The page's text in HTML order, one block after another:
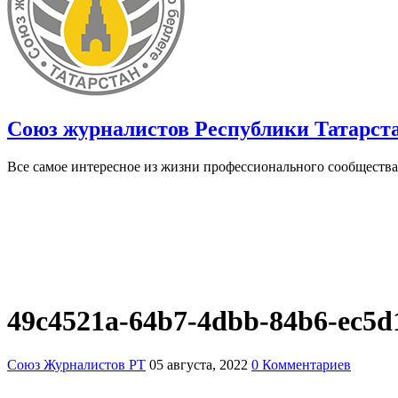
Союз журналистов Республики
Все самое интересное из жизни профессионального сообщества
49c4521a-64b7-4dbb-84b6-
Союз Журналистов РТ 05 августа, 2022 0 Комментариев